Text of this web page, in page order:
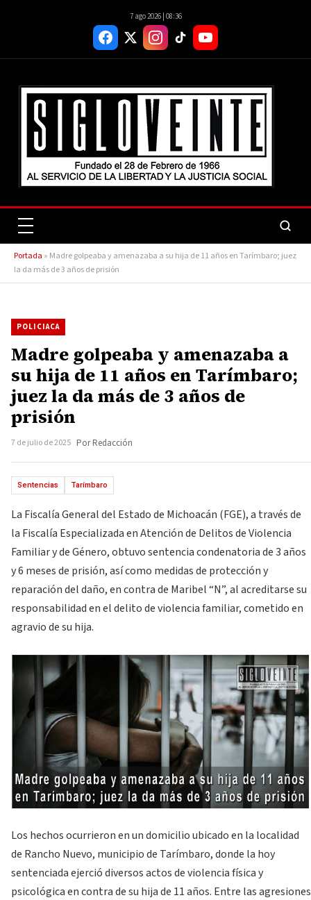
7 ago 2026 | 08:36
Portada » Madre golpeaba y amenazaba a su hija de 11 años en Tarímbaro; juez
la da más de 3 años de prisión
POLICIACA
Madre golpeaba y amenazaba a
su hija de 11 años en Tarímbaro;
juez la da más de 3 años de
prisión
7 de julio de 2025 Por Redacción
Sentencias Tarímbaro
La Fiscalía General del Estado de Michoacán (FGE), a través de
la Fiscalía Especializada en Atención de Delitos de Violencia
Familiar y de Género, obtuvo sentencia condenatoria de 3 años
y 6 meses de prisión, así como medidas de protección y
reparación del daño, en contra de Maribel “N”, al acreditarse su
responsabilidad en el delito de violencia familiar, cometido en
agravio de su hija.
Los hechos ocurrieron en un domicilio ubicado en la localidad
de Rancho Nuevo, municipio de Tarímbaro, donde la hoy
sentenciada ejerció diversos actos de violencia física y
psicológica en contra de su hija de 11 años. Entre las agresiones